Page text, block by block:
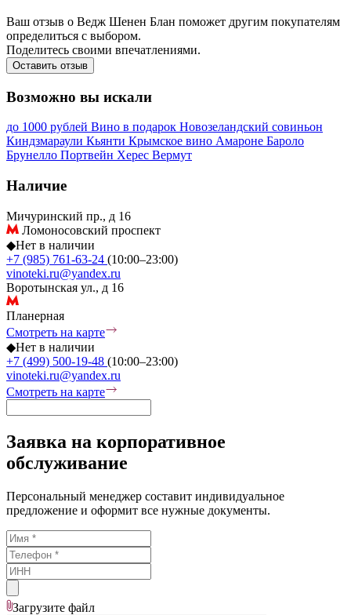
Ваш отзыв о Ведж Шенен Блан поможет другим покупателям
определиться с выбором.
Поделитесь своими впечатлениями.
Оставить отзыв
Возможно вы искали
до 1000 рублей Вино в подарок Новозеландский совиньон
Киндзмараули Кьянти Крымское вино Амароне Бароло
Брунелло Портвейн Херес Вермут
Наличие
Мичуринский пр., д 16
Ломоносовский проспект
◆Нет в наличии
+7 (985) 761-63-24 (10:00–23:00)
vinoteki.ru@yandex.ru
Воротынская ул., д 16
Планерная
Смотреть на карте
◆Нет в наличии
+7 (499) 500-19-48 (10:00–23:00)
vinoteki.ru@yandex.ru
Смотреть на карте
Заявка на корпоративное
обслуживание
Персональный менеджер составит индивидуальное
предложение и оформит все нужные документы.
Загрузите файл